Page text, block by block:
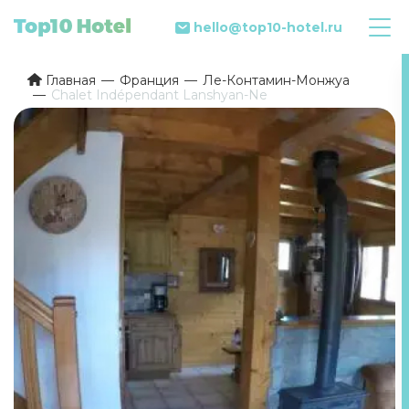
hello@top10-hotel.ru
Главная Франция
Ле-Контамин-Монжуа
Chalet Indépendant Lanshyan-Ne